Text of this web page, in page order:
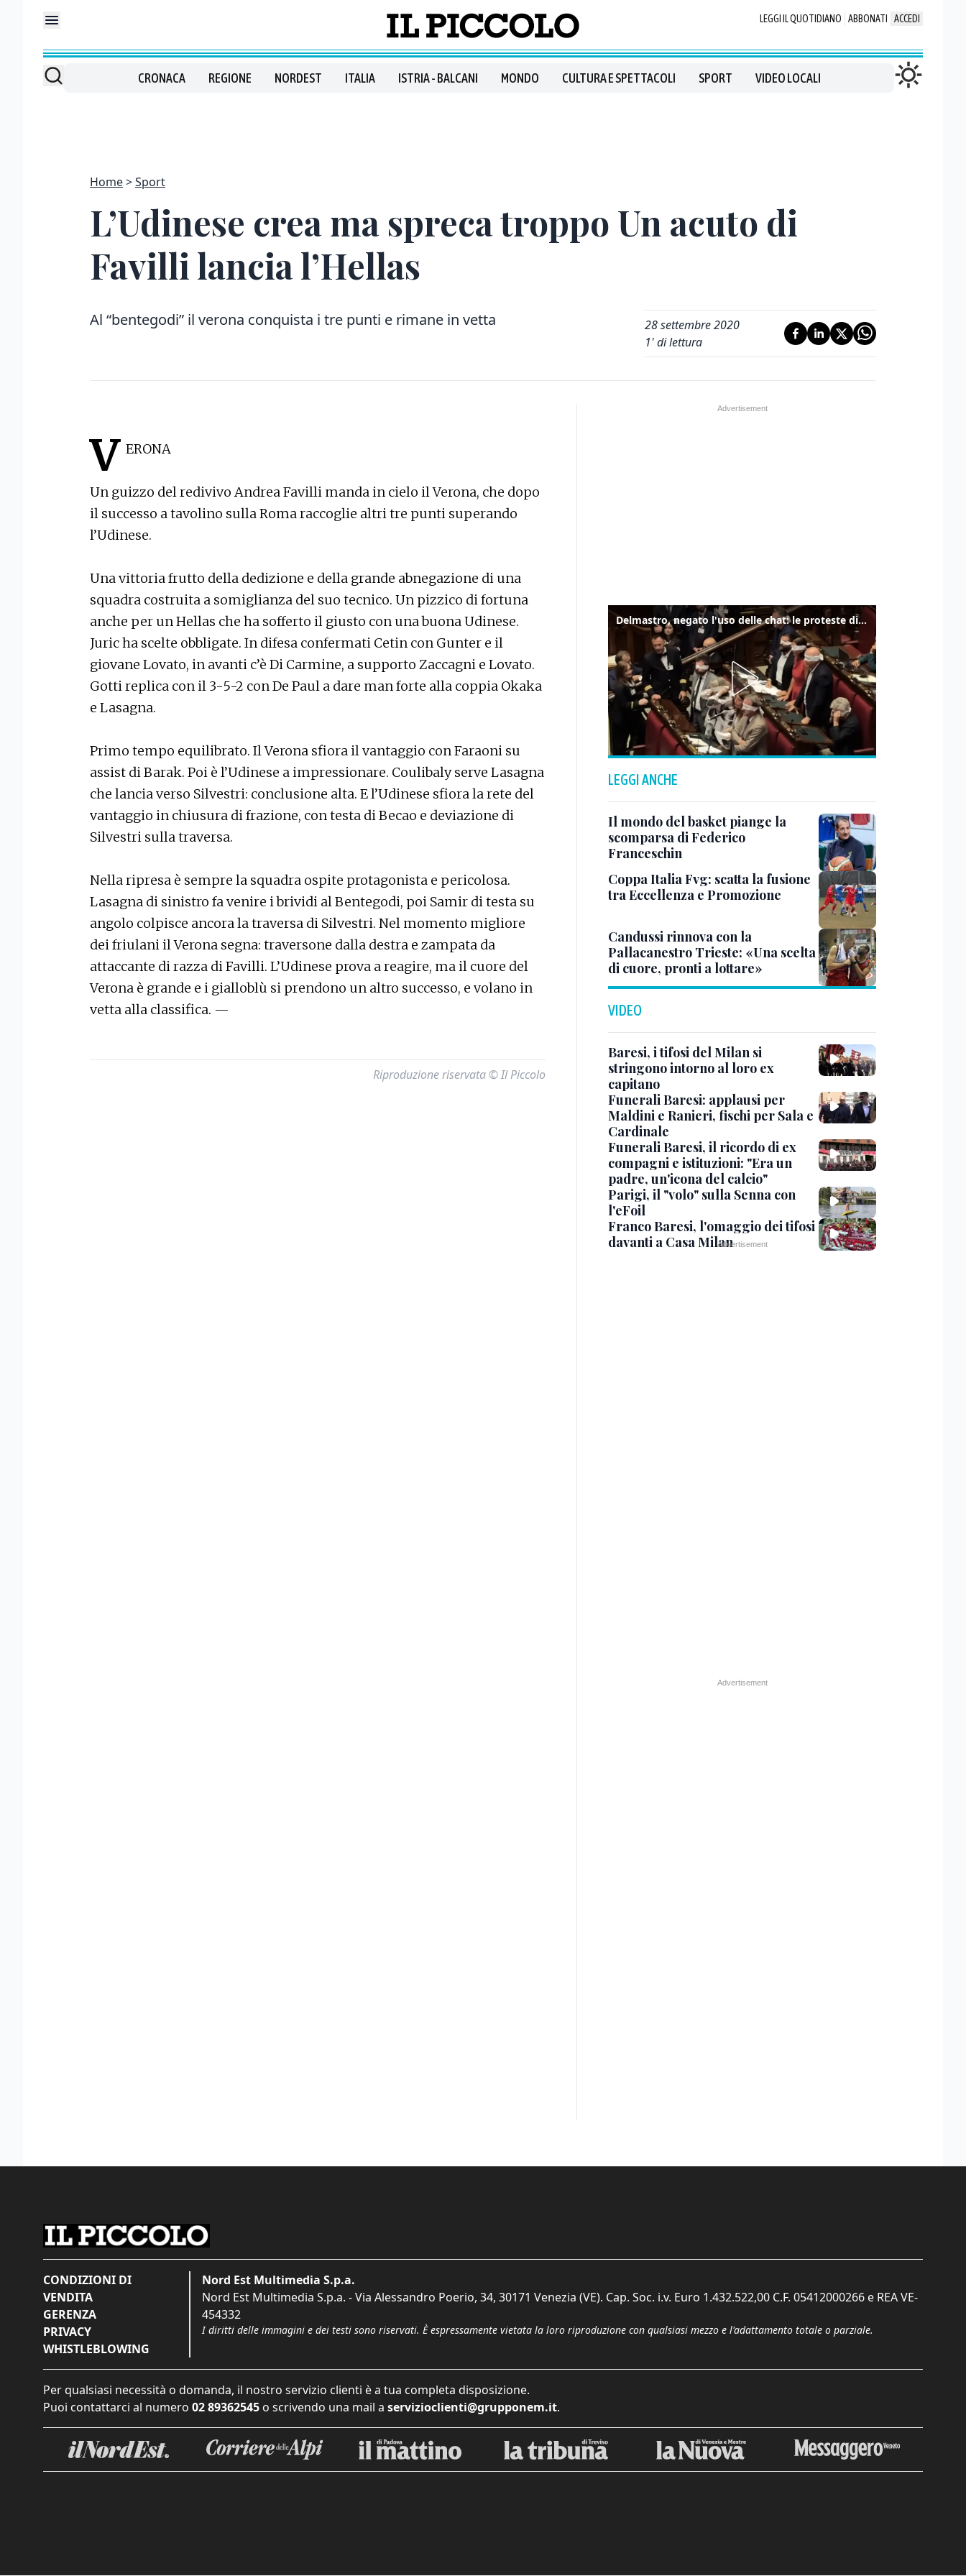
LEGGI IL QUOTIDIANO ABBONATI ACCEDI
CRONACA REGIONE NORDEST ITALIA ISTRIA - BALCANI MONDO CULTURA E SPETTACOLI SPORT VIDEO LOCALI
Home Sport
L’Udinese crea ma spreca troppo Un acuto di
Favilli lancia l’Hellas
Al “bentegodi” il verona conquista i tre punti e rimane in vetta
28 settembre 2020
1' di lettura
V ERONA
Un guizzo del redivivo Andrea Favilli manda in cielo il Verona, che dopo
il successo a tavolino sulla Roma raccoglie altri tre punti superando
l’Udinese.
Una vittoria frutto della dedizione e della grande abnegazione di una
squadra costruita a somiglianza del suo tecnico. Un pizzico di fortuna
anche per un Hellas che ha sofferto il giusto con una buona Udinese.
Juric ha scelte obbligate. In difesa confermati Cetin con Gunter e il
giovane Lovato, in avanti c’è Di Carmine, a supporto Zaccagni e Lovato.
Gotti replica con il 3-5-2 con De Paul a dare man forte alla coppia Okaka
e Lasagna.
Primo tempo equilibrato. Il Verona sfiora il vantaggio con Faraoni su
assist di Barak. Poi è l’Udinese a impressionare. Coulibaly serve Lasagna
che lancia verso Silvestri: conclusione alta. E l’Udinese sfiora la rete del
vantaggio in chiusura di frazione, con testa di Becao e deviazione di
Silvestri sulla traversa.
Nella ripresa è sempre la squadra ospite protagonista e pericolosa.
Lasagna di sinistro fa venire i brividi al Bentegodi, poi Samir di testa su
angolo colpisce ancora la traversa di Silvestri. Nel momento migliore
dei friulani il Verona segna: traversone dalla destra e zampata da
attaccante di razza di Favilli. L’Udinese prova a reagire, ma il cuore del
Verona è grande e i gialloblù si prendono un altro successo, e volano in
vetta alla classifica. —
Riproduzione riservata © Il Piccolo
Delmastro, negato l'uso delle chat: le proteste di Avs e M5s
LEGGI ANCHE
Il mondo del basket piange la
scomparsa di Federico
Franceschin
Coppa Italia Fvg: scatta la fusione
tra Eccellenza e Promozione
Candussi rinnova con la
Pallacanestro Trieste: «Una scelta
di cuore, pronti a lottare»
VIDEO
Baresi, i tifosi del Milan si
stringono intorno al loro ex
capitano
Funerali Baresi: applausi per
Maldini e Ranieri, fischi per Sala e
Cardinale
Funerali Baresi, il ricordo di ex
compagni e istituzioni: "Era un
padre, un'icona del calcio"
Parigi, il "volo" sulla Senna con
l'eFoil
Franco Baresi, l'omaggio dei tifosi
davanti a Casa Milan
CONDIZIONI DI
VENDITA
GERENZA
PRIVACY
WHISTLEBLOWING
Nord Est Multimedia S.p.a.
Nord Est Multimedia S.p.a. - Via Alessandro Poerio, 34, 30171 Venezia (VE). Cap. Soc. i.v. Euro 1.432.522,00 C.F. 05412000266 e REA VE-
454332
I diritti delle immagini e dei testi sono riservati. È espressamente vietata la loro riproduzione con qualsiasi mezzo e l'adattamento totale o parziale.
Per qualsiasi necessità o domanda, il nostro servizio clienti è a tua completa disposizione.
Puoi contattarci al numero 02 89362545 o scrivendo una mail a servizioclienti@grupponem.it.